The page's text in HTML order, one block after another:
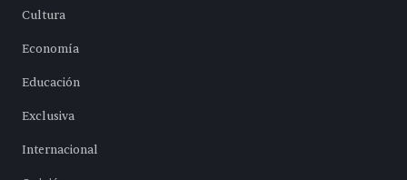
Cultura
Economía
Educación
Exclusiva
Internacional